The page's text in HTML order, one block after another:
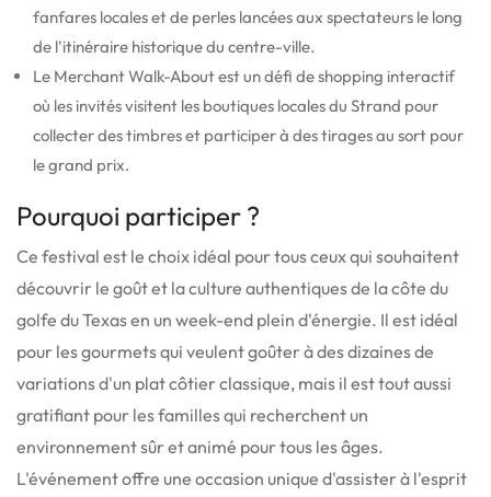
fanfares locales et de perles lancées aux spectateurs le long
de l'itinéraire historique du centre-ville.
Le Merchant Walk-About est un défi de shopping interactif
où les invités visitent les boutiques locales du Strand pour
collecter des timbres et participer à des tirages au sort pour
le grand prix.
Pourquoi participer ?
Ce festival est le choix idéal pour tous ceux qui souhaitent
découvrir le goût et la culture authentiques de la côte du
golfe du Texas en un week-end plein d'énergie. Il est idéal
pour les gourmets qui veulent goûter à des dizaines de
variations d'un plat côtier classique, mais il est tout aussi
gratifiant pour les familles qui recherchent un
environnement sûr et animé pour tous les âges.
L'événement offre une occasion unique d'assister à l'esprit